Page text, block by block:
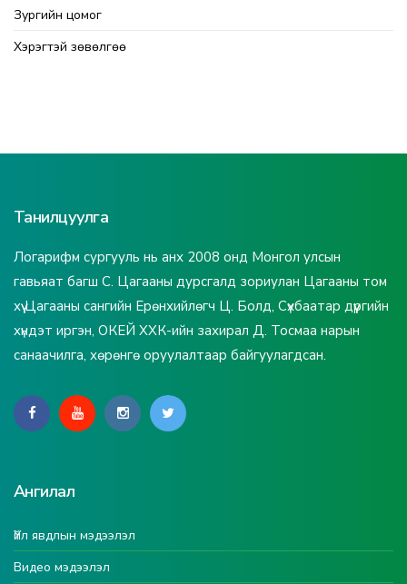
Зургийн цомог
Хэрэгтэй зөвөлгөө
Танилцуулга
Логарифм сургууль нь анх 2008 онд Монгол улсын
гавьяат багш С. Цагааны дурсгалд зориулан Цагааны том
хүү Цагааны сангийн Ерөнхийлөгч Ц. Болд, Сүхбаатар дүүргийн
хүндэт иргэн, ОКЕЙ ХХК-ийн захирал Д. Тосмаа нарын
санаачилга, хөрөнгө оруулалтаар байгуулагдсан.
Ангилал
Үйл явдлын мэдээлэл
Видео мэдээлэл